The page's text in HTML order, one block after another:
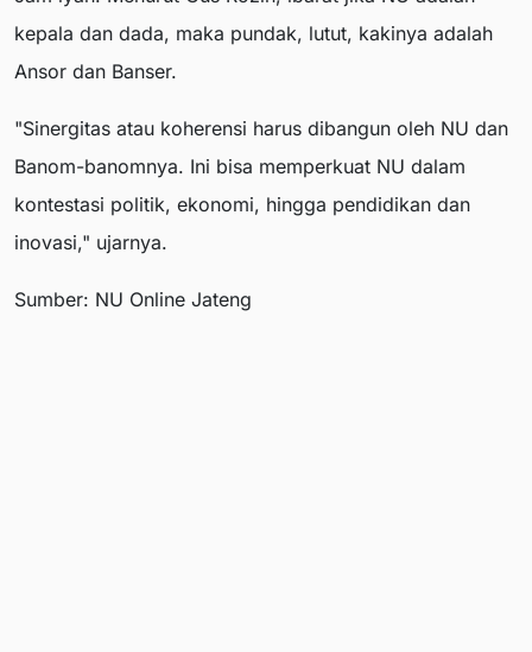
kepala dan dada, maka pundak, lutut, kakinya adalah
Ansor dan Banser.
"Sinergitas atau koherensi harus dibangun oleh NU dan
Banom-banomnya. Ini bisa memperkuat NU dalam
kontestasi politik, ekonomi, hingga pendidikan dan
inovasi," ujarnya.
Sumber: NU Online Jateng